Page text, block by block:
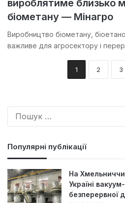
вироблятиме близько
біометану — Мінагро
Виробництво біометану,
важливе для агросектору і
1 2 3
Популярні публікації
На
Україні
безперервної